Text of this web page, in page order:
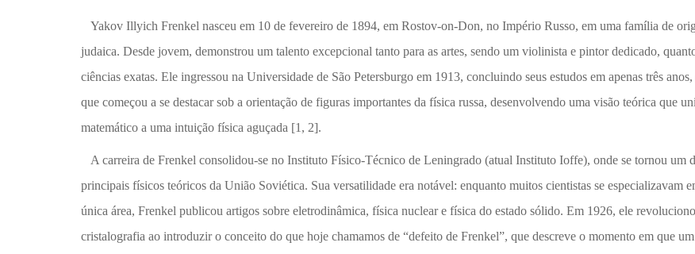
Yakov Illyich Frenkel nasceu em 10 de fevereiro de 1894, em Rostov-on-Don, no Império Russo, em uma família de
judaica. Desde jovem, demonstrou um talento excepcional tanto para as artes, sendo um violinista e pintor dedicado,
ciências exatas. Ele ingressou na Universidade de São Petersburgo em 1913, concluindo seus estudos em apenas três
que começou a se destacar sob a orientação de figuras importantes da física russa, desenvolvendo uma visão teórica que
matemático a uma intuição física aguçada [1, 2].
A carreira de Frenkel consolidou-se no Instituto Físico-Técnico de Leningrado (atual Instituto Ioffe), onde se tornou um
principais físicos teóricos da União Soviética. Sua versatilidade era notável: enquanto muitos cientistas se especializavam
única área, Frenkel publicou artigos sobre eletrodinâmica, física nuclear e física do estado sólido. Em 1926, ele
cristalografia ao introduzir o conceito do que hoje chamamos de “defeito de Frenkel”, que descreve o momento em que